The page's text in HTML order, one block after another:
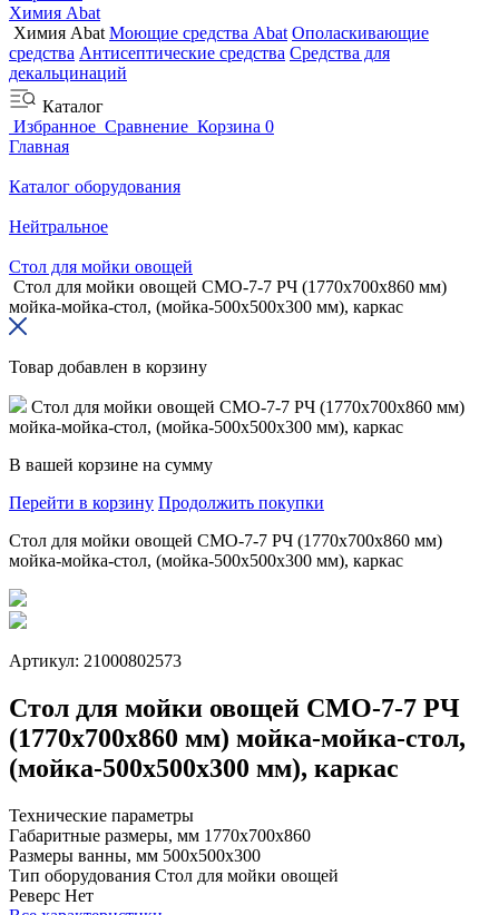
Химия Abat
Химия Abat Моющие средства Abat Ополаскивающие
средства Антисептические средства Средства для
декальцинаций
Каталог
Избранное Сравнение Корзина 0
Главная
Каталог оборудования
Нейтральное
Стол для мойки овощей
Стол для мойки овощей СМО-7-7 РЧ (1770x700x860 мм)
мойка-мойка-стол, (мойка-500x500x300 мм), каркас
Товар добавлен в корзину
Стол для мойки овощей СМО-7-7 РЧ (1770x700x860 мм)
мойка-мойка-стол, (мойка-500x500x300 мм), каркас
В вашей корзине на сумму
Перейти в корзину Продолжить покупки
Стол для мойки овощей СМО-7-7 РЧ (1770x700x860 мм)
мойка-мойка-стол, (мойка-500x500x300 мм), каркас
Артикул: 21000802573
Стол для мойки овощей СМО-7-7 РЧ
(1770x700x860 мм) мойка-мойка-стол,
(мойка-500x500x300 мм), каркас
Технические параметры
Габаритные размеры, мм 1770х700х860
Размеры ванны, мм 500х500х300
Тип оборудования Стол для мойки овощей
Реверс Нет